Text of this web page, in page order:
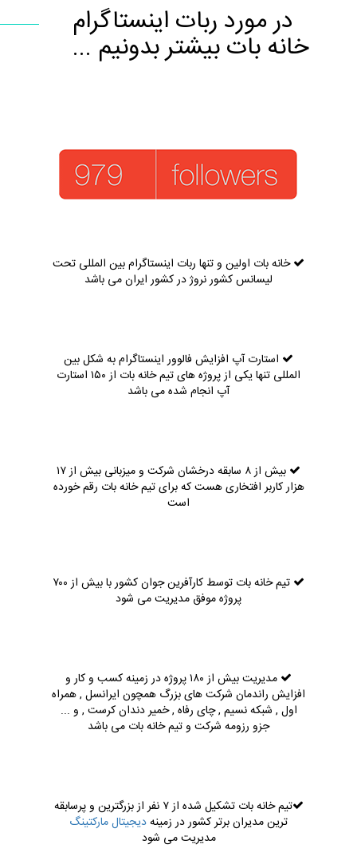
در مورد ربات اینستاگرام
خانه بات بیشتر بدونیم ...
خانه بات اولین و تنها ربات اینستاگرام بین المللی تحت
لیسانس کشور نروژ در کشور ایران می باشد
استارت آپ افزایش فالوور اینستاگرام به شکل بین
المللی تنها یکی از پروژه های تیم خانه بات از ۱۵۰ استارت
آپ انجام شده می باشد
بیش از ۸ سابقه درخشان شرکت و میزبانی بیش از ۱۷
هزار کاربر افتخاری هست که برای تیم خانه بات رقم خورده
است
تیم خانه بات توسط کارآفرین جوان کشور با بیش از ۷۰۰
پروژه موفق مدیریت می شود
مدیریت بیش از ۱۸۰ پروژه در زمینه کسب و کار و
افزایش راندمان شرکت های بزرگ همچون ایرانسل , همراه
اول , شبکه نسیم , چای رفاه , خمیر دندان کرست , و ...
جزو رزومه شرکت و تیم خانه بات می باشد
تیم خانه بات تشکیل شده از ۷ نفر از بزرگترین و پرسابقه
ترین مدیران برتر کشور در زمینهدیجیتال مارکتینگ
مدیریت می شود